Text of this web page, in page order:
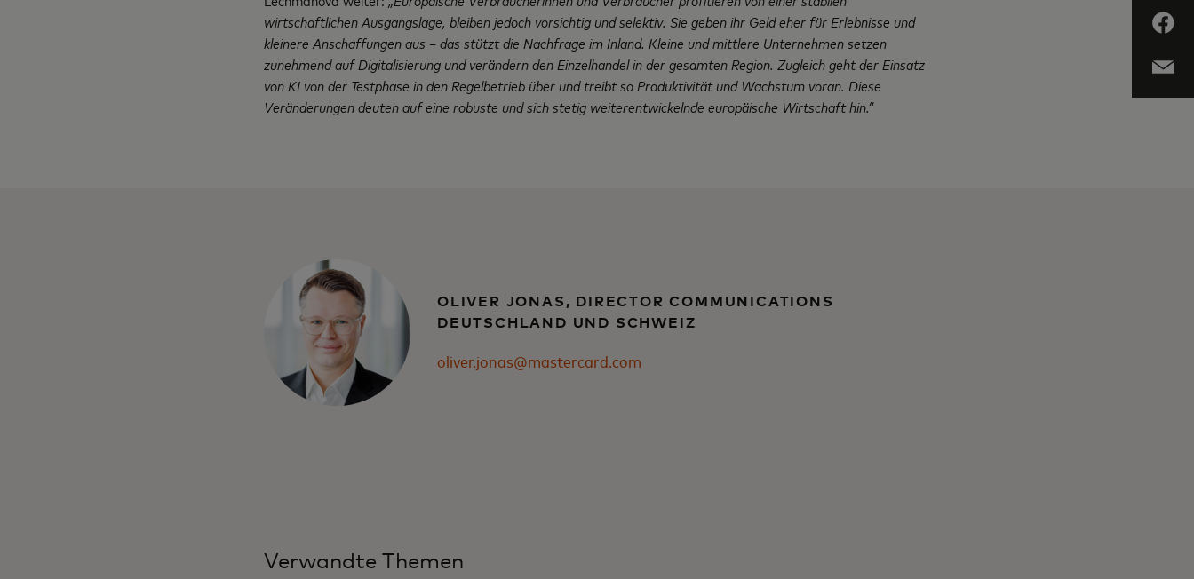
wirtschaftlichen Ausgangslage, bleiben jedoch vorsichtig und selektiv. Sie geben ihr Geld eher für Erlebnisse und
kleinere Anschaffungen aus – das stützt die Nachfrage im Inland. Kleine und mittlere Unternehmen setzen
zunehmend auf Digitalisierung und verändern den Einzelhandel in der gesamten Region. Zugleich geht der Einsatz
von KI von der Testphase in den Regelbetrieb über und treibt so Produktivität und Wachstum voran. Diese
Veränderungen deuten auf eine robuste und sich stetig weiterentwickelnde europäische Wirtschaft hin.“
OLIVER JONAS, DIRECTOR COMMUNICATIONS
DEUTSCHLAND UND SCHWEIZ
oliver.jonas@mastercard.com
Verwandte Themen